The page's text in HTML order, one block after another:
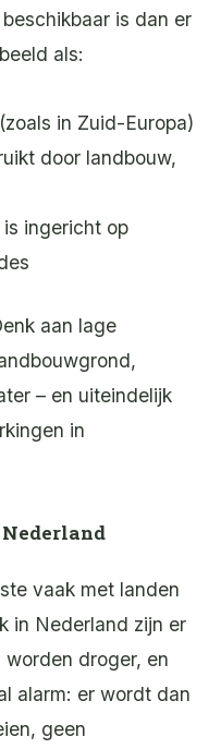
is dan er
als:
in Zuid-Europa)
door landbouw,
ingericht op
aan lage
– en uiteindelijk
in
vaak met landen
in Nederland zijn er
droger, en
alarm: er wordt dan
geen